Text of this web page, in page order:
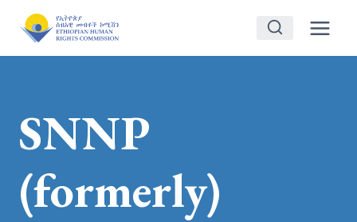
content
SNNP
(formerly)